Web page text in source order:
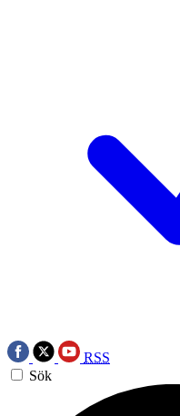
RSS
Sök